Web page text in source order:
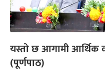
यस्तो छ आगामी आर्थिक
(पूर्णपाठ)